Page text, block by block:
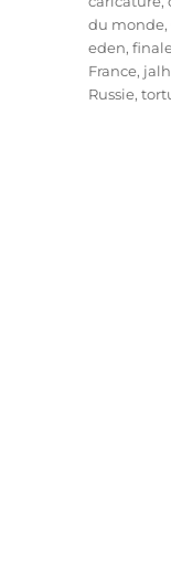
du monde,
eden,
France,
Russie,